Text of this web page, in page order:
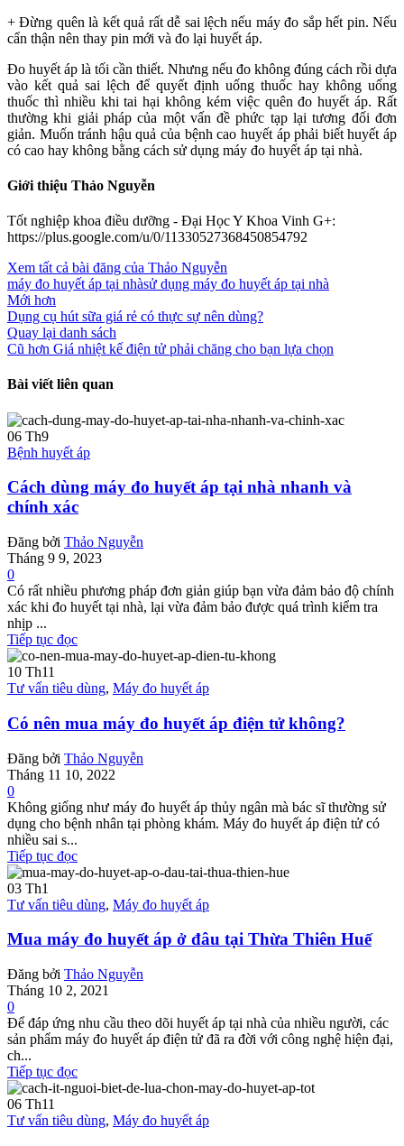
+ Ðừng quên là kết quả rất dễ sai lệch nếu máy đo sắp hết pin. Nếu
cẩn thận nên thay pin mới và đo lại huyết áp.
Đo huyết áp là tối cần thiết. Nhưng nếu đo không đúng cách rồi dựa
vào kết quả sai lệch để quyết định uống thuốc hay không uống
thuốc thì nhiều khi tai hại không kém việc quên đo huyết áp. Rất
thường khi giải pháp của một vấn đề phức tạp lại tương đối đơn
giản. Muốn tránh hậu quả của bệnh cao huyết áp phải biết huyết áp
có cao hay không bằng cách sử dụng máy đo huyết áp tại nhà.
Giới thiệu Thảo Nguyễn
Tốt nghiệp khoa điều dưỡng - Đại Học Y Khoa Vinh G+:
https://plus.google.com/u/0/11330527368450854792
Xem tất cả bài đăng của Thảo Nguyễn
máy đo huyết áp tại nhàsử dụng máy đo huyết áp tại nhà
Mới hơn
Dụng cụ hút sữa giá rẻ có thực sự nên dùng?
Quay lại danh sách
Cũ hơn Giá nhiệt kế điện tử phải chăng cho bạn lựa chọn
Bài viết liên quan
06 Th9
Bệnh huyết áp
Cách dùng máy đo huyết áp tại nhà nhanh và
chính xác
Đăng bởi Thảo Nguyễn
Tháng 9 9, 2023
0
Có rất nhiều phương pháp đơn giản giúp bạn vừa đảm bảo độ chính
xác khi đo huyết tại nhà, lại vừa đảm bảo được quá trình kiểm tra
nhịp ...
Tiếp tục đọc
10 Th11
Tư vấn tiêu dùng, Máy đo huyết áp
Có nên mua máy đo huyết áp điện tử không?
Đăng bởi Thảo Nguyễn
Tháng 11 10, 2022
0
Không giống như máy đo huyết áp thủy ngân mà bác sĩ thường sử
dụng cho bệnh nhân tại phòng khám. Máy đo huyết áp điện tử có
nhiều sai s...
Tiếp tục đọc
03 Th1
Tư vấn tiêu dùng, Máy đo huyết áp
Mua máy đo huyết áp ở đâu tại Thừa Thiên Huế
Đăng bởi Thảo Nguyễn
Tháng 10 2, 2021
0
Để đáp ứng nhu cầu theo dõi huyết áp tại nhà của nhiều người, các
sản phẩm máy đo huyết áp điện tử đã ra đời với công nghệ hiện đại,
ch...
Tiếp tục đọc
06 Th11
Tư vấn tiêu dùng, Máy đo huyết áp